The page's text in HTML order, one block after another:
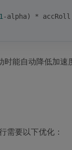
1 -alpha) *
能自动降低加
需要以下优化：